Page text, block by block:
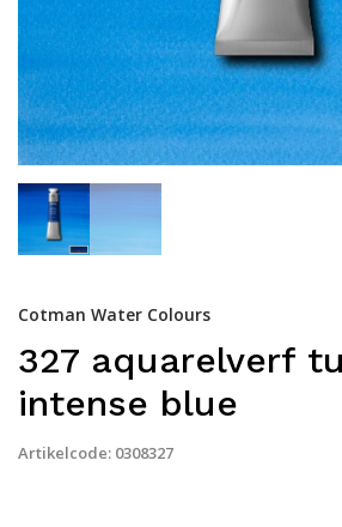
Cotman Water Colours
327 aquarelverf
intense blue
Artikelcode: 0308327